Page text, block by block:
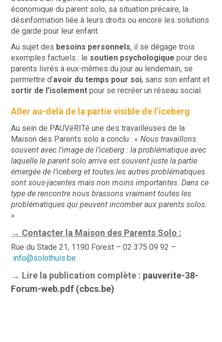
économique du parent solo, sa situation précaire, la
désinformation liée à leurs droits ou encore les solutions
de garde pour leur enfant.
Au sujet des besoins personnels, il se dégage trois
exemples factuels : le soutien psychologiquepour des
parents livrés à eux-mêmes du jour au lendemain, se
permettre d’avoir du temps pour soi, sans son enfant et
sortir de l’isolement pour se recréer un réseau social.
Aller au-delà de la partie visible de l’iceberg
Au sein de PAUVéRITé une des travailleuses de la
Maison des Parents solo a conclu : «Nous travaillons
souvent avec l’image de l’iceberg : la problématique avec
laquelle le parent solo arrive est souvent juste la partie
émergée de l’iceberg et toutes les autres problématiques
sont sous-jacentes mais non moins importantes. Dans ce
type de rencontre nous brassons vraiment toutes les
problématiques qui peuvent incomber aux parents solos.
»
→ Contacter la Maison des Parents Solo :
Rue du Stade 21, 1190 Forest – 02 375 09 92 –
info@solothuis.be
→ Lire la publication complète : pauverite-38-
Forum-web.pdf (cbcs.be)